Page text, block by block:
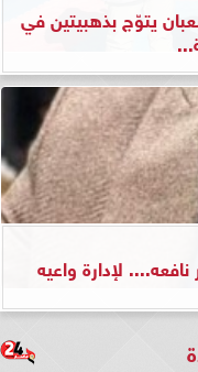
يتوّج بذهبيتين في
لإدارة واعيه